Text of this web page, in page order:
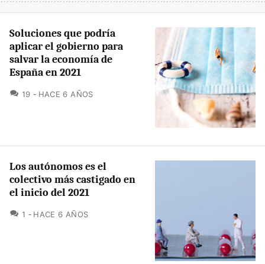
Soluciones que podría
aplicar el gobierno para
salvar la economía de
España en 2021
19 COMENTARIOS
HACE 6 AÑOS
Los autónomos es el
colectivo más castigado en
el inicio del 2021
1 COMENTARIOS
HACE 6 AÑOS